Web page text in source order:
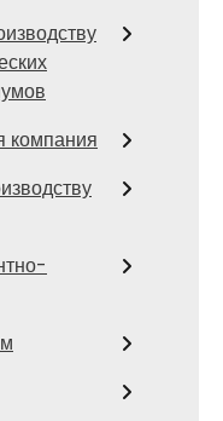
компания